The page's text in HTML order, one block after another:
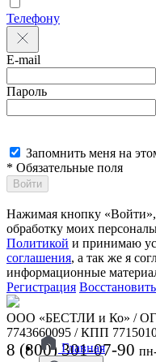
Телефону
E-mail
Пароль
Запомнить меня на
* Обязательные поля
Войти
Нажимая кнопку «Войти»,
обработку моих
Политикой и принимаю
соглашения, а так же я
информационные
Регистрация
ООО «БЕСТЛИ и Ко» /
7743660095 / КПП
8 (800) 301-07-90
Главная